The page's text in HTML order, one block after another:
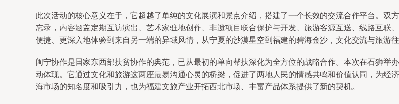
此次活动的核心意义在于，它超越了单纯的文化展演和景点介绍，搭建了一个长效的交流合作平台。双
忘录，内容涵盖定期互访演出、艺术家驻地创作、非遗项目联合保护与开发、旅游客源互送、线路互联
便捷、更深入地体验到来自另一端的异域风情，从宁夏的沙漠星空到福建的碧海金沙，文化交流与旅游往
闽宁协作是国家东西部扶贫协作的典范，已从最初的单向帮扶深化为全方位的战略合作。本次在石狮举
动体现。它通过文化和旅游这两座最易沟通心灵的桥梁，促进了两地人民的情感共鸣和价值认同，为经
海市场的知名度和吸引力，也为福建文旅产业开拓西北市场、丰富产品体系提供了新的契机。